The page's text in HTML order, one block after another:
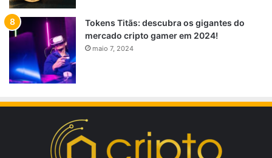
Tokens Titãs: descubra os gigantes do
mercado cripto gamer em 2024!
maio 7, 2024